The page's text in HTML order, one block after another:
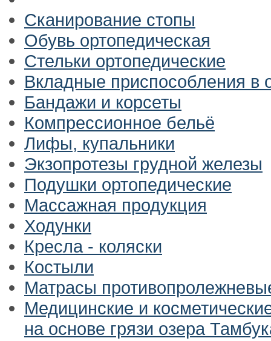
Сканирование стопы
Обувь ортопедическая
Стельки ортопедические
Вкладные приспособления в
Бандажи и корсеты
Компрессионное бельё
Лифы, купальники
Экзопротезы грудной железы
Подушки ортопедические
Массажная продукция
Ходунки
Кресла - коляски
Костыли
Матрасы
Медицинские и
на основе грязи озера